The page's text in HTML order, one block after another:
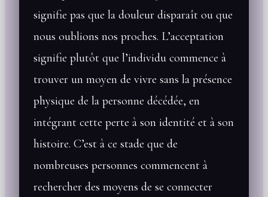
signifie pas que la douleur disparaît ou que
nous oublions nos proches. L’acceptation
signifie plutôt que l’individu commence à
trouver un moyen de vivre sans la présence
physique de la personne décédée, en
intégrant cette perte à son identité et à son
histoire. C’est à ce stade que de
nombreuses personnes commencent à
rechercher des moyens de se connecter